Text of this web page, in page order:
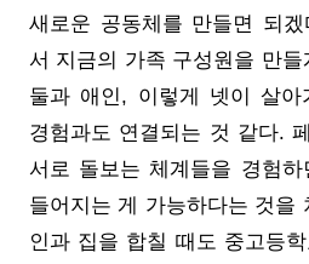
새로운 공동체를 만들면 되
서 지금의 가족 구성원을 만
둘과 애인, 이렇게 넷이 살아
경험과도 연결되는 것 같다.
서로 돌보는 체계들을 경험
들어지는 게 가능하다는 것을
인과 집을 합칠 때도 중고등